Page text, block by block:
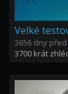
Velké
3656 dny před
3700 krát